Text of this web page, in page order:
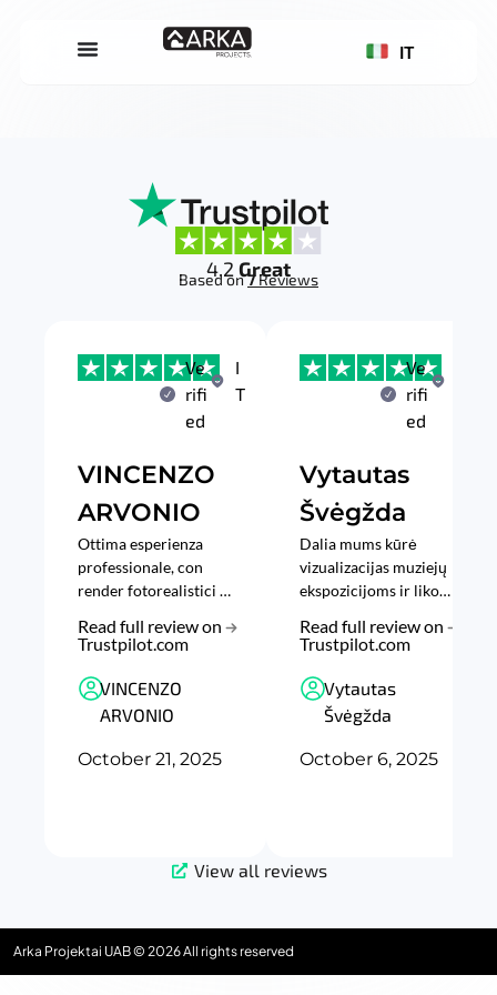
IT
4.2 Great
Based on7Reviews
Ve
rifi
ed
I
T
VINCENZO
ARVONIO
Ottima esperienza
professionale, con
render fotorealistici e
qualità.
Read full review on
Trustpilot.com
VINCENZO
ARVONIO
October 21, 2025
Ve
rifi
ed
Vytautas
Švėgžda
Dalia mums kūrė
vizualizacijas muziejų
ekspozicijoms ir likom
kūrybingumu,
supratimu ir greičiu.
Read full review on
Trustpilot.com
Vytautas
Švėgžda
October 6, 2025
View all reviews
Arka Projektai UAB © 2026 All rights reserved